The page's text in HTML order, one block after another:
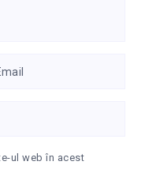
ul web în acest